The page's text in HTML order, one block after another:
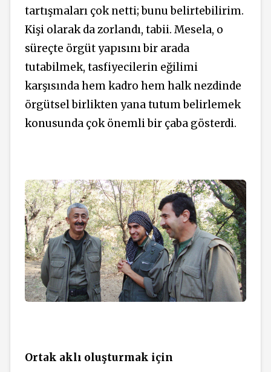
tartışmaları çok netti; bunu belirtebilirim.
Kişi olarak da zorlandı, tabii. Mesela, o
süreçte örgüt yapısını bir arada
tutabilmek, tasfiyecilerin eğilimi
karşısında hem kadro hem halk nezdinde
örgütsel birlikten yana tutum belirlemek
konusunda çok önemli bir çaba gösterdi.
Ortak aklı oluşturmak için